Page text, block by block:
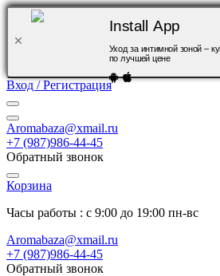
Install App
Уход за интимной зоной –
по лучшей цене
Вход / Регистрация
Aromabaza@xmail.ru
+7 (987)986-44-45
Обратный звонок
Корзина
Часы работы : с 9:00 до 19:00 пн-вс
Aromabaza@xmail.ru
+7 (987)986-44-45
Обратный звонок